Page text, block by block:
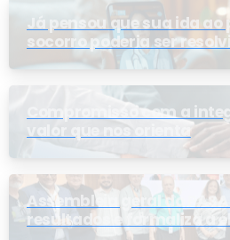
Já pensou que sua ida
socorro poderia ser
telemedicina?
Compromisso com a
valor que nos orienta
Assembleia geral do
resultados e formaliza a